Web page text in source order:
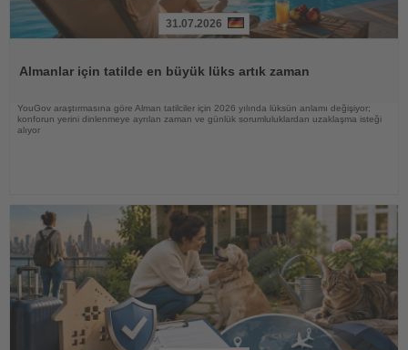
31.07.2026
Almanlar için tatilde en büyük lüks artık zaman
YouGov araştırmasına göre Alman tatilciler için 2026 yılında lüksün anlamı değişiyor;
konforun yerini dinlenmeye ayrılan zaman ve günlük sorumluluklardan uzaklaşma isteği
alıyor